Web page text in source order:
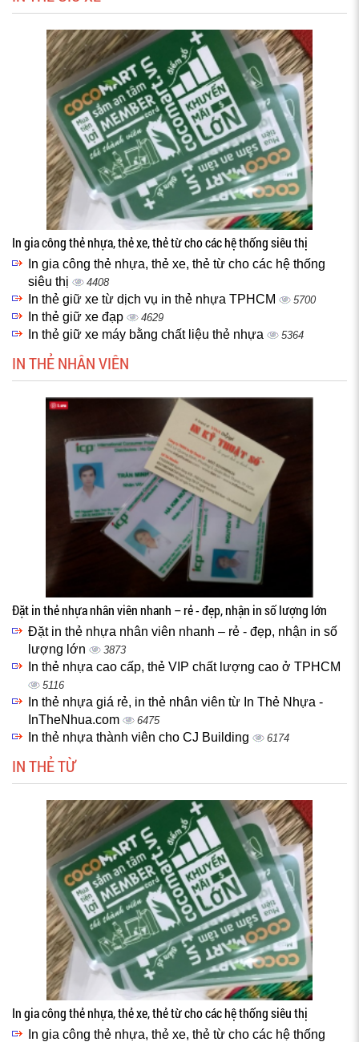
In gia công thẻ nhựa, thẻ xe, thẻ từ cho các hệ thống siêu thị
In gia công thẻ nhựa, thẻ xe, thẻ từ cho các hệ thống
siêu thị
4408
In thẻ giữ xe từ dịch vụ in thẻ nhựa TPHCM 5700
In thẻ giữ xe đạp 4629
In thẻ giữ xe máy bằng chất liệu thẻ nhựa 5364
IN THẺ NHÂN VIÊN
Đặt in thẻ nhựa nhân viên nhanh – rẻ - đẹp, nhận in số lượng lớn
Đặt in thẻ nhựa nhân viên nhanh – rẻ - đẹp, nhận in số
lượng lớn
3873
In thẻ nhựa cao cấp, thẻ VIP chất lượng cao ở TPHCM
5116
In thẻ nhựa giá rẻ, in thẻ nhân viên từ In Thẻ Nhựa -
InTheNhua.com
6475
In thẻ nhựa thành viên cho CJ Building 6174
IN THẺ TỪ
In gia công thẻ nhựa, thẻ xe, thẻ từ cho các hệ thống siêu thị
In gia công thẻ nhựa, thẻ xe, thẻ từ cho các hệ thống